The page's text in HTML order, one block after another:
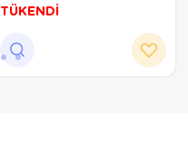
TÜKENDİ